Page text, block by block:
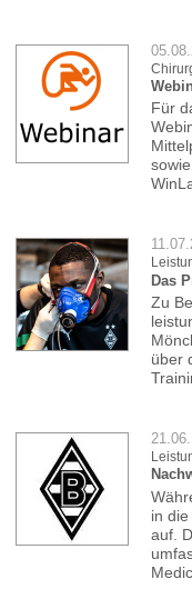
Für
Das
Zu
über
in
auf.